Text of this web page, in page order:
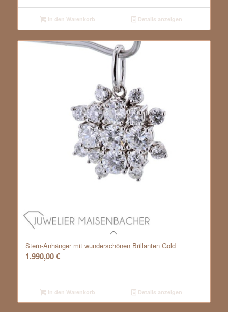
In den Warenkorb Details anzeigen
Stern-Anhänger mit wunderschönen Brillanten Gold
1.990,00€
In den Warenkorb Details anzeigen